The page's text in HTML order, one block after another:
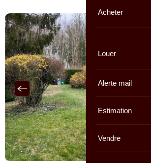
Acheter
Louer
Alerte mail
Estimation
Vendre